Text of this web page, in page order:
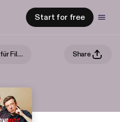
Start for free
Diamond Dogs – Von und für Film- & Serienfans Share